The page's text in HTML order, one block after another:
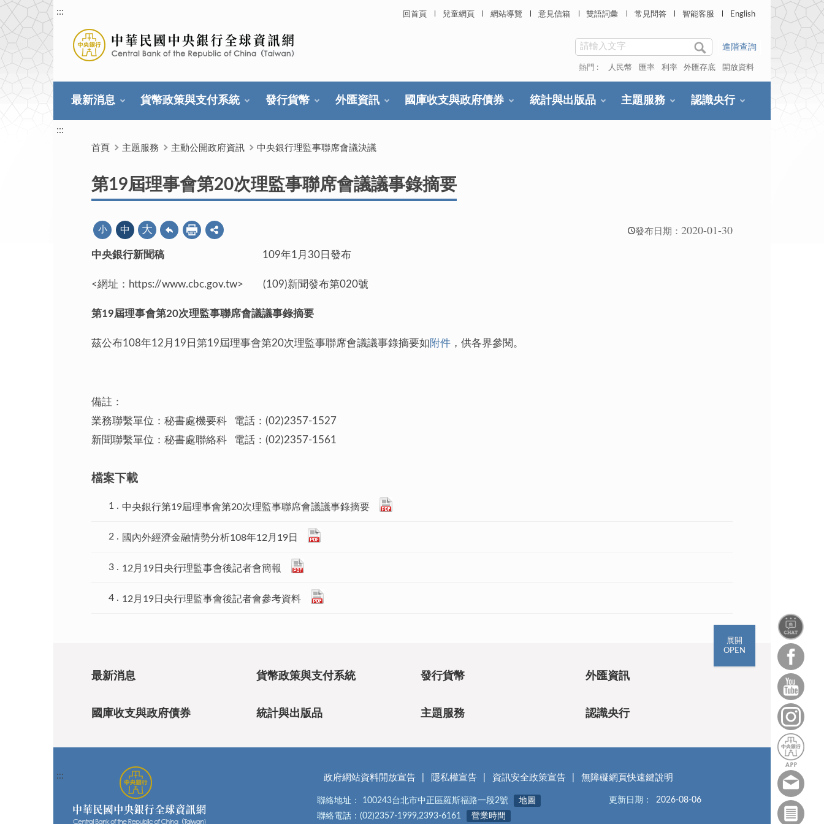
回首頁 兒童網頁 網站導覽 意見信箱 雙語詞彙 常見問答 智能客服 English
:::
進階查詢
熱門 : 人民幣 匯率 利率 外匯存底 開放資料
最新消息 貨幣政策與支付系統 發行貨幣 外匯資訊 國庫收支與政府債券 統計與出版品 主題服務 認識央行
:::
首頁 主題服務 主動公開政府資訊 中央銀行理監事聯席會議決議
第19屆理事會第20次理監事聯席會議議事錄摘要
發布日期： 2020-01-30
小 中 大
中央銀行新聞稿 109年1月30日發布
<網址：https://www.cbc.gov.tw> (109)新聞發布第020號
第19屆理事會第20次理監事聯席會議議事錄摘要
茲公布108年12月19日第19屆理事會第20次理監事聯席會議議事錄摘要如 附件 ，供各界參閱。
備註：
業務聯繫單位：秘書處機要科 電話：(02)2357-1527
新聞聯繫單位：秘書處聯絡科 電話：(02)2357-1561
檔案下載
中央銀行第19屆理事會第20次理監事聯席會議議事錄摘要
國內外經濟金融情勢分析108年12月19日
12月19日央行理監事會後記者會簡報
12月19日央行理監事會後記者會參考資料
展開
OPEN
最新消息 貨幣政策與支付系統 發行貨幣 外匯資訊
國庫收支與政府債券 統計與出版品 主題服務 認識央行
::: 政府網站資料開放宣告 隱私權宣告 資訊安全政策宣告 無障礙網頁快速鍵說明
聯絡地址： 100243台北市中正區羅斯福路一段2號
地圖
聯絡電話：(02)2357-1999,2393-6161
營業時間
更新日期： 2026-08-06